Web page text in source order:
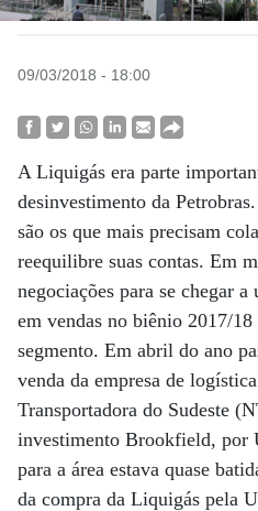
09/03/2018 - 18:00
A Liquigás era parte
desinvestimento da
são os que mais precisam
reequilibre suas contas. Em
negociações para se chegar
em vendas no biênio 2017/18
segmento. Em abril do ano
venda da empresa de
Transportadora do Sudeste
investimento Brookfield, por
para a área estava quase
da compra da Liquigás pela